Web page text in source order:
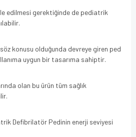
edilmesi gerektiğinde de pediatrik
konusu olduğunda devreye giren ped
uygun bir tasarıma sahiptir.
olan bu ürün tüm sağlık
Defibrilatör Pedinin enerji seviyesi